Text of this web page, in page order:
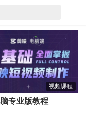
视频课程
专业版教程